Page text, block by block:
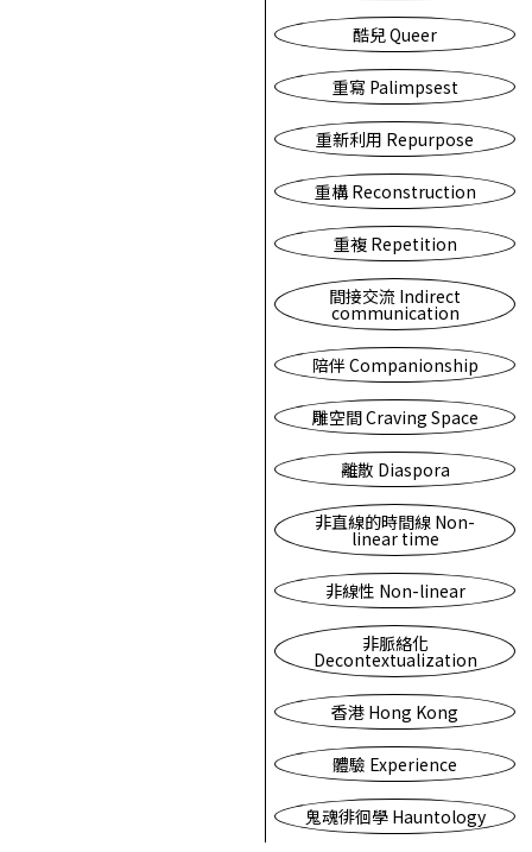
酷兒 Queer
重寫 Palimpsest
重新利用 Repurpose
重構 Reconstruction
重複 Repetition
間接交流 Indirect
communication
陪伴 Companionship
雕空間 Craving Space
離散 Diaspora
非直線的時間線 Non-
linear time
非線性 Non-linear
非脈絡化
Decontextualization
香港 Hong Kong
體驗 Experience
鬼魂徘徊學 Hauntology